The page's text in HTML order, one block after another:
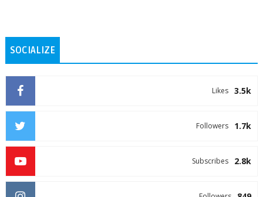
SOCIALIZE
3.5k
Likes
1.7k
Followers
2.8k
Subscribes